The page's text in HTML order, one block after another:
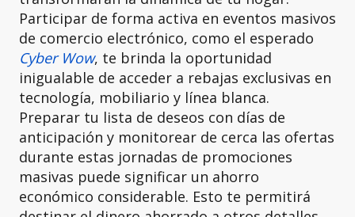
Participar de forma activa en eventos masivos
de comercio electrónico, como el esperado
Cyber Wow, te brinda la oportunidad
inigualable de acceder a rebajas exclusivas en
tecnología, mobiliario y línea blanca.
Preparar tu lista de deseos con días de
anticipación y monitorear de cerca las ofertas
durante estas jornadas de promociones
masivas puede significar un ahorro
económico considerable. Esto te permitirá